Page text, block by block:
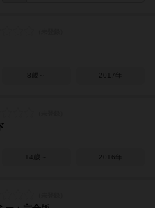
8歳～ 2017年
14歳～ 2016年